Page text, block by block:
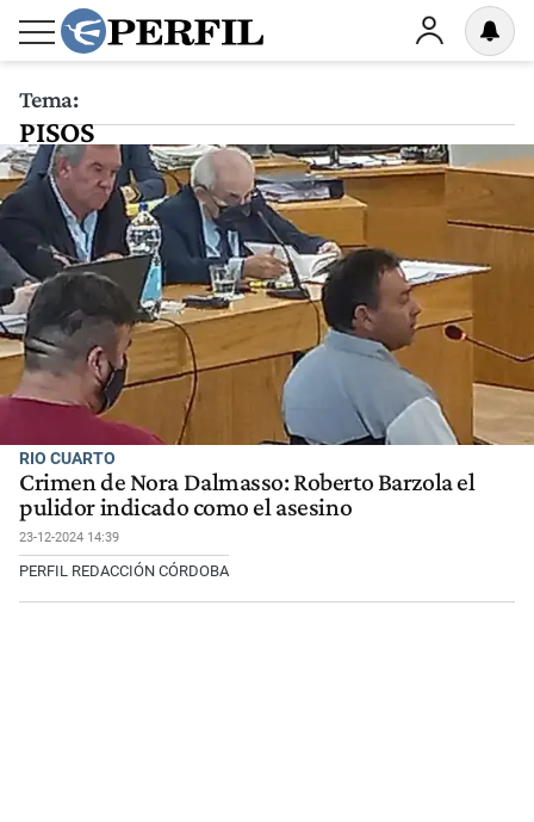
Tema:
PISOS
RIO CUARTO
Crimen de Nora Dalmasso: Roberto Barzola el
pulidor indicado como el asesino
23-12-2024 14:39
PERFIL REDACCIÓN CÓRDOBA